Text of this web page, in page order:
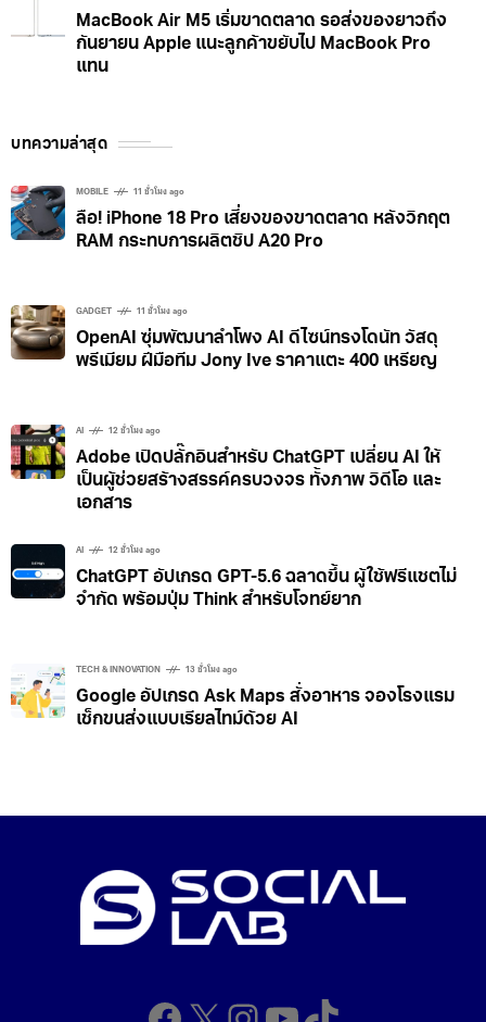
MacBook Air M5 เริ่มขาดตลาด รอส่งของยาวถึง
กันยายน Apple แนะลูกค้าขยับไป MacBook Pro
แทน
บทความล่าสุด
MOBILE 11 ชั่วโมง ago
ลือ! iPhone 18 Pro เสี่ยงของขาดตลาด หลังวิกฤต
RAM กระทบการผลิตชิป A20 Pro
GADGET 11 ชั่วโมง ago
OpenAI ซุ่มพัฒนาลำโพง AI ดีไซน์ทรงโดนัท วัสดุ
พรีเมียม ฝีมือทีม Jony Ive ราคาแตะ 400 เหรียญ
AI 12 ชั่วโมง ago
Adobe เปิดปลั๊กอินสำหรับ ChatGPT เปลี่ยน AI ให้
เป็นผู้ช่วยสร้างสรรค์ครบวงจร ทั้งภาพ วิดีโอ และ
เอกสาร
AI 12 ชั่วโมง ago
ChatGPT อัปเกรด GPT-5.6 ฉลาดขึ้น ผู้ใช้ฟรีแชตไม่
จำกัด พร้อมปุ่ม Think สำหรับโจทย์ยาก
TECH & INNOVATION 13 ชั่วโมง ago
Google อัปเกรด Ask Maps สั่งอาหาร จองโรงแรม
เช็กขนส่งแบบเรียลไทม์ด้วย AI
Facebook
X Instagram
YouTube
TikTok